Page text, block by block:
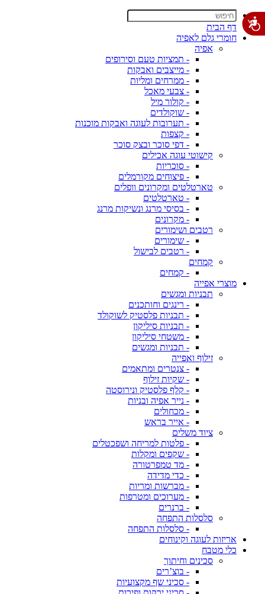
דף הבית
חומרי גלם לאפיה
אפיה
- תמציות טעם וסירופים
- מייצבים ואבקות
- ממרחים ומליות
- צבעי מאכל
- קולור מיל
- שוקולדים
- תערובות לעוגה ואבקות מוכנות
- קצפות
- דפי סוכר ובצק סוכר
קישוטי עוגה אכילים
- סוכריות
- פיצוחים מקורמלים
טארטלטים ומקרונים וופלים
- טארטלטים
- בסיסי מרנג ונשיקות מרנג
- מקרונים
רטבים ושימורים
- שימורים
- רטבים לבישול
קמחים
- קמחים
מוצרי אפייה
תבניות ומגשים
- רינגים וחותכנים
- תבניות פלסטיק לשוקולד
- תבניות סיליקון
- משטחי סיליקון
- תבניות ומגשים
זילוף ואפייה
- צנטרים ומתאמים
- שקיות זילוף
- קלף פלסטיק ונירוסטה
- נייר אפיה ובניות
- מכחולים
- אייר בראש
ציוד משלים
- פלטות למריחה ושפכטלים
- שקפים ומקלות
- מד טמפרטורה
- כדי מדידה
- מברשות ומריות
- מערוכים ומטרפות
- ברנרים
סלסלות התפחה
- סלסלות התפחה
אריזות לעוגה וקינוחים
כלי מטבח
סכינים וחיתוך
- בוצ’רים
- סכיני שף מקצועיות